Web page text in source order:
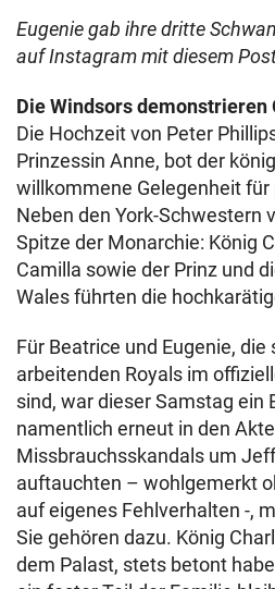
Eugenie gab ihre dritte
auf Instagram mit diesem
Die Windsors demonstrieren
Die Hochzeit von Peter
Prinzessin Anne, bot der
willkommene Gelegenheit
Neben den York-Schwestern
Spitze der Monarchie: König
Camilla sowie der Prinz und
Wales führten die
Für Beatrice und Eugenie, die
arbeitenden Royals im
sind, war dieser Samstag ein
namentlich erneut in den
Missbrauchsskandals um
auftauchten – wohlgemerkt
auf eigenes Fehlverhalten -,
Sie gehören dazu. König
dem Palast, stets betont